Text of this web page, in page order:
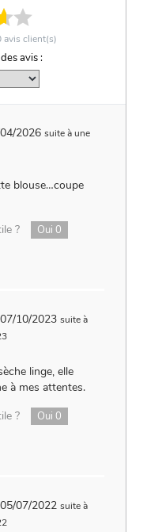
avis client(s)
avis :
2026 suite à une
blouse…coupe
?
Oui 0
10/2023 suite à
linge, elle
à mes attentes.
?
Oui 0
07/2022 suite à